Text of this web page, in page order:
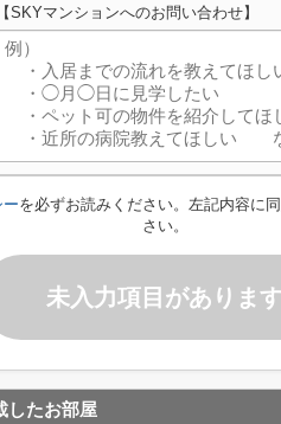
【SKYマンションへのお問い合わせ】
を必ずお読みください。左記内容に
さい。
未入力項目がありま
したお部屋